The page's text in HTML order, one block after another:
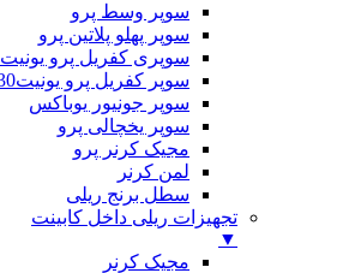
سوپر وسط پرو
سوپر پهلو پلاتین پرو
سوپری کفریل پرو یونیت 15،20،25
سوپر کفریل پرو یونیت30-40-50
سوپر جونیور یوباکس
سوپر یخچالی پرو
مجیک کرنر پرو
لمن کرنر
سطل برنج ریلی
تجهیزات ریلی داخل کابینت
▼
مجیک کرنر